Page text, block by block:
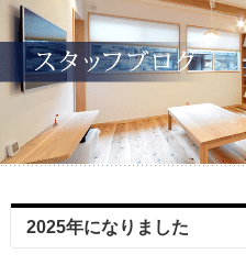
2025年になりました